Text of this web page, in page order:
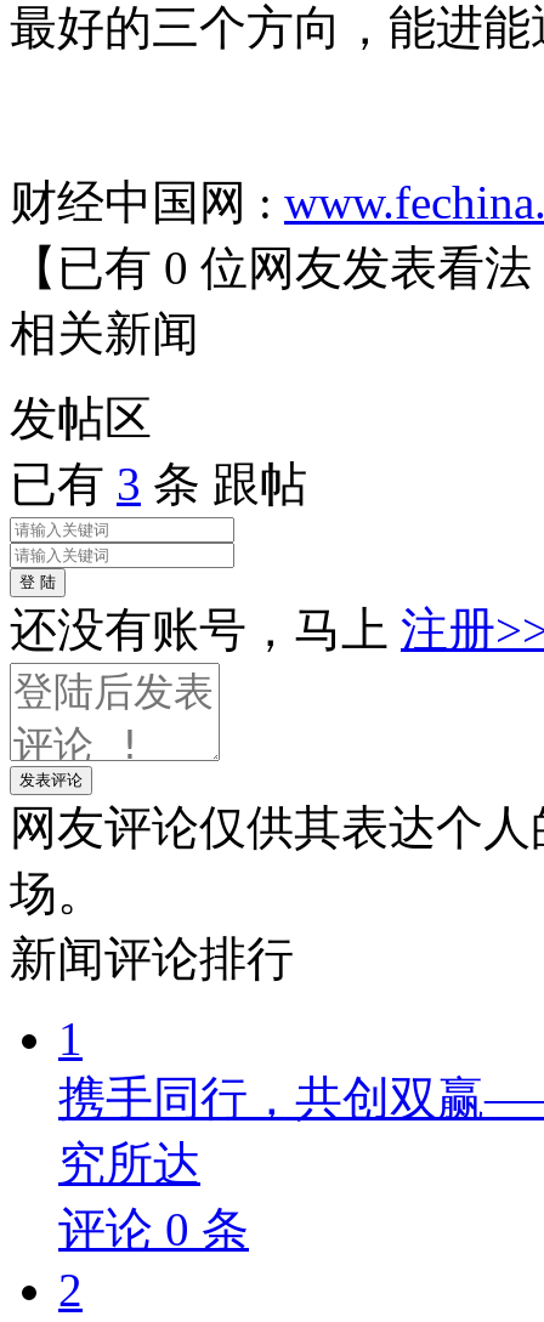
最好的三个方向，能进
财经中国网 :
【已有 0 位网友发表看法
相关新闻
发帖区
已有 3 条 跟帖
登 陆
还没有账号，马上 注册
发表评论
网友评论仅供其表达个
场。
新闻评论排行
1
携手同行，共创双赢
究所达
评论 0 条
2